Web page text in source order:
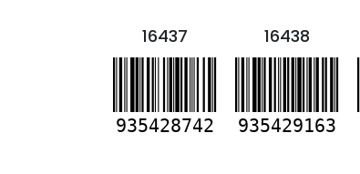
16437
935428742
16438
935429163